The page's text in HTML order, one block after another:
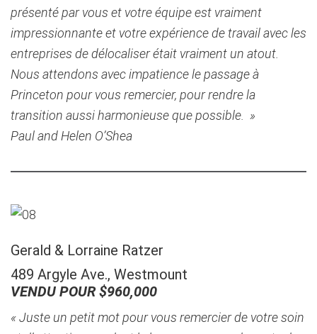
présenté par vous et votre équipe est vraiment
impressionnante et votre expérience de travail avec les
entreprises de délocaliser était vraiment un atout.
Nous attendons avec impatience le passage à
Princeton pour vous remercier, pour rendre la
transition aussi harmonieuse que possible. »
Paul and Helen O’Shea
Gerald & Lorraine Ratzer
489 Argyle Ave., Westmount
VENDU POUR $960,000
« Juste un petit mot pour vous remercier de votre soin